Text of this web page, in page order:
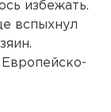
избежать.
вспыхнул